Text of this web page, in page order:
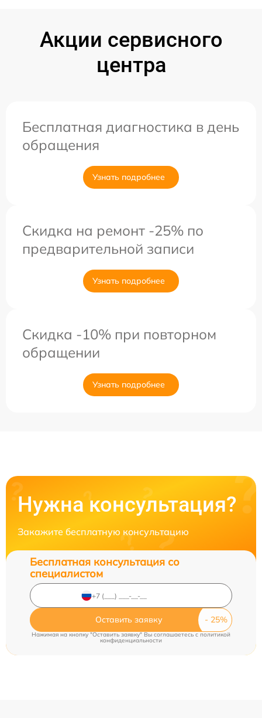
Акции сервисного
центра
Бесплатная диагностика в день
обращения
Узнать подробнее
Скидка на ремонт -25% по
предварительной записи
Узнать подробнее
Скидка -10% при повторном
обращении
Узнать подробнее
Нужна консультация?
Закажите бесплатную консультацию
Бесплатная консультация со
специалистом
Оставить заявку
Нажимая на кнопку "Оставить заявку" Вы соглашаетесь c политикой
конфиденциальности